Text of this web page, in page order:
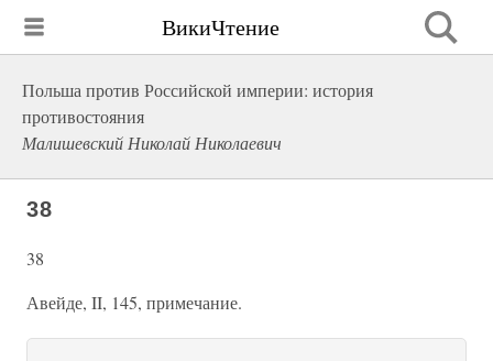
ВикиЧтение
Польша против Российской империи: история
противостояния
Малишевский Николай Николаевич
38
38
Авейде, II, 145, примечание.